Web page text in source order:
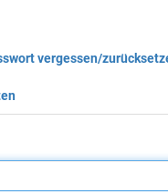
vergessen/